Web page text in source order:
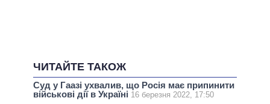
ЧИТАЙТЕ ТАКОЖ
Суд у Гаазі ухвалив, що Росія має припинити
військові дії в Україні 16 березня 2022, 17:50